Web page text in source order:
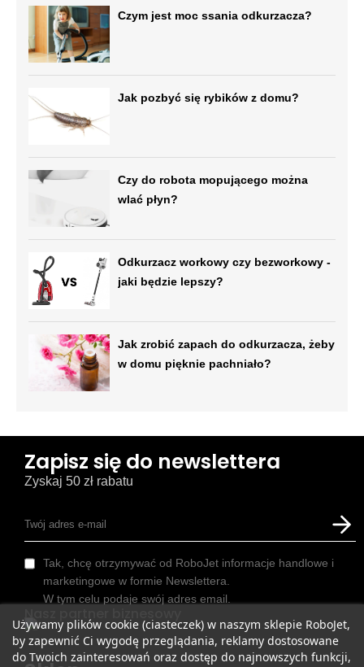
Czym jest moc ssania odkurzacza?
Jak pozbyć się rybików z domu?
Czy do robota mopującego można
wlać płyn?
Odkurzacz workowy czy bezworkowy -
jaki będzie lepszy?
Jak zrobić zapach do odkurzacza, żeby
w domu pięknie pachniało?
Używamy plików cookie (ciasteczek) w naszym sklepie RoboJet,
by zapewnić Ci wygodę przeglądania, reklamy dostosowane
do Twoich zainteresowań oraz dostęp do najnowszych funkcji,
Zapisz się do newslettera
Zyskaj 50 zł rabatu
Tak, chcę otrzymywać od RoboJet informacje handlowe i
marketingowe w formie Newslettera.
W tym celu podaje swój adres email.
Nasz partner biznesowy